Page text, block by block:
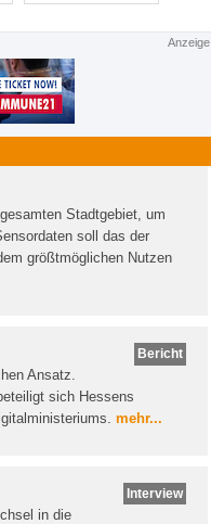
Anzeige
Stadtgebiet, um
soll das der
größtmöglichen Nutzen
Bericht
Ansatz.
sich Hessens
mehr...
Interview
in die